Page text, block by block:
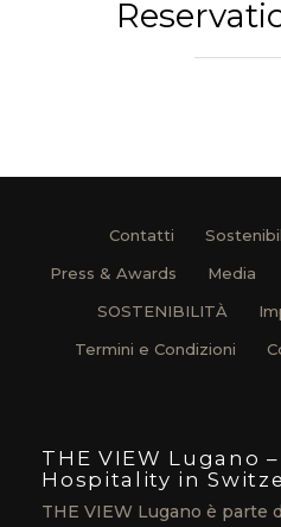
Contatti
Press & Awards
Media
SOSTENIBILITÀ
Termini e Condizioni
THE VIEW Lugano
Hospitality in
THE VIEW Lugano è parte